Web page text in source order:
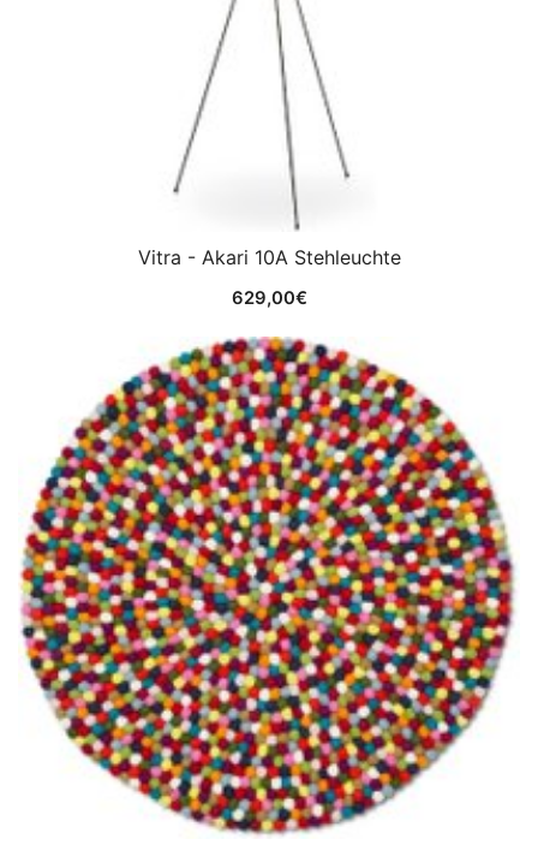
Vitra - Akari 10A Stehleuchte
629,00€